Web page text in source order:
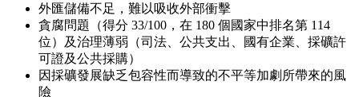
外匯儲備不足，難以吸收外部衝擊
貪腐問題（得分 33/100，在 180 個國家中排名第 114
位）及治理薄弱（司法、公共支出、國有企業、採礦許
可證及公共採購）
因採礦發展缺乏包容性而導致的不平等加劇所帶來的風
險